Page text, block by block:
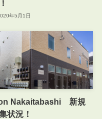
年5月1日
Nakaitabashi 新規
状況！